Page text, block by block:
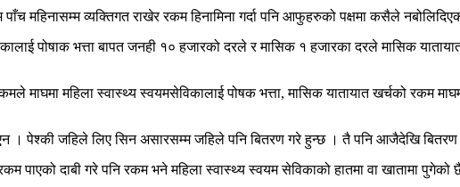
महिनासम्म व्यक्तिगत राखेर रकम हिनामिना गर्दा पनि आफुहरुको पक्षमा कसैले
पोषाक भत्ता बापत जनही १० हजारको दरले र मासिक १ हजारका दरले मासिक
माघमा महिला स्वास्थ्य स्वयमसेविकालाई पोषक भत्ता, मासिक यातायात खर्चको रकम
। पेश्की जहिले लिए सिन असारसम्म जहिले पनि बितरण गरे हुन्छ । तै पनि आजैदेखि बितरण
पाएको दाबी गरे पनि रकम भने महिला स्वास्थ्य स्वयम सेविकाको हातमा वा खातामा पुगेको